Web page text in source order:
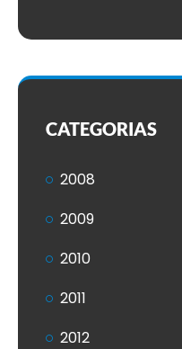
CATEGORIAS
2008
2009
2010
2011
2012